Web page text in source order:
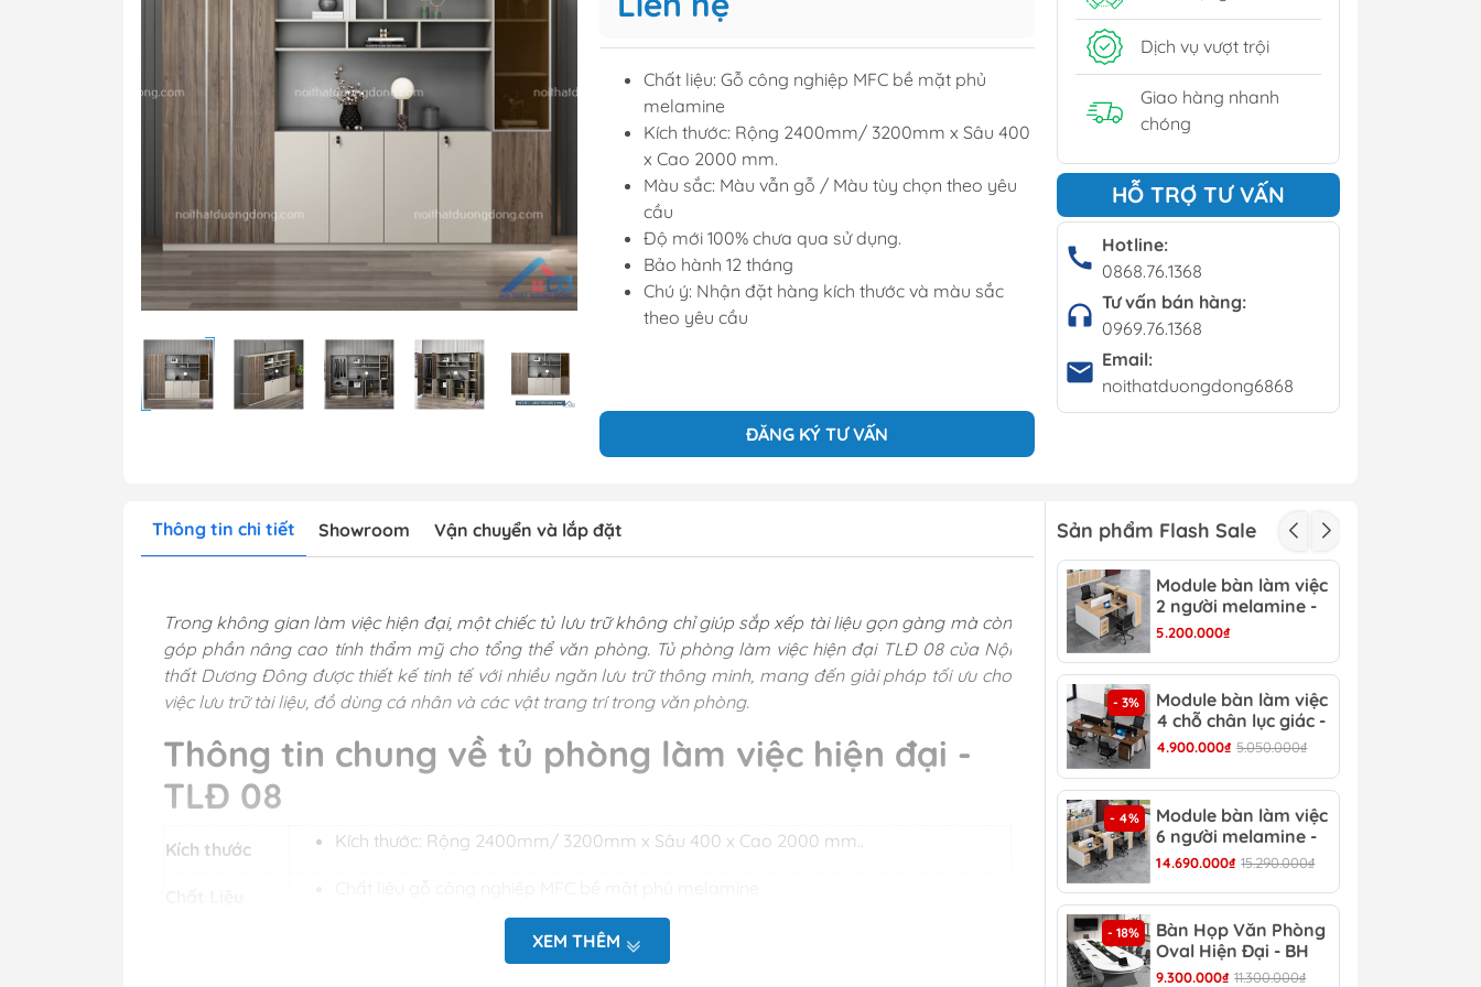
Bàn training
Ghế training
Bàn ghế học sinh
Bảng từ
Sofa văng
Sofa góc
Sofa phòng chờ thư giãn
Sofa giường
Bàn trà
Bộ bàn ghế cafe
Bàn cafe
Ghế cafe
Ghế bar
Chất liệu: Gỗ công nghiệp MFC bề mặt phủ
melamine
Kích thước: Rộng 2400mm/ 3200mm x Sâu 400
x Cao 2000 mm.
Màu sắc: Màu vẫn gỗ / Màu tùy chọn theo yêu
cầu
Độ mới 100% chưa qua sử dụng.
Bảo hành 12 tháng
Chú ý: Nhận đặt hàng kích thước và màu sắc
theo yêu cầu
ĐĂNG KÝ TƯ VẤN
Dịch vụ vượt trội
Giao hàng nhanh
chóng
HỖ TRỢ TƯ VẤN
Hotline:
0868.76.1368
Tư vấn bán hàng:
0969.76.1368
Email:
noithatduongdong6868
Thông tin chi tiết Showroom Vận chuyển và lắp đặt
Trong không gian làm việc hiện đại, một chiếc tủ lưu trữ không chỉ giúp sắp xếp tài liệu gọn gàng mà còn
góp phần nâng cao tính thẩm mỹ cho tổng thể văn phòng. Tủ phòng làm việc hiện đại TLĐ 08 của Nội
thất Dương Đông được thiết kế tinh tế với nhiều ngăn lưu trữ thông minh, mang đến giải pháp tối ưu cho
việc lưu trữ tài liệu, đồ dùng cá nhân và các vật trang trí trong văn phòng.
Thông tin chung về tủ phòng làm việc hiện đại -
TLĐ 08
Kích thước Kích thước: Rộng 2400mm/ 3200mm x Sâu 400 x Cao 2000 mm..
Màu vân gỗ/ Màu tùy chọnXEM THÊM
Sản phẩm Flash Sale
Module bàn làm việc
2 người melamine -
CB 15
5.200.000₫
- 3%
Module bàn làm việc
4 chỗ chân lục giác -
CB 17
4.900.000₫ 5.050.000₫
- 4%
Module bàn làm việc
6 người melamine -
CB 20
14.690.000₫ 15.290.000₫
- 18%
Bàn Họp Văn Phòng
Oval Hiện Đại - BH
44
9.300.000₫ 11.300.000₫